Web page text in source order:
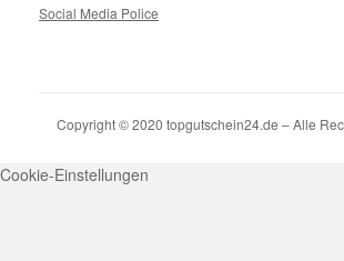
Social Media Police
Copyright © 2020 topgutschein24.de – Alle
Cookie-Einstellungen